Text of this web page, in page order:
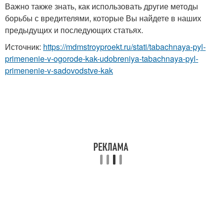
Важно также знать, как использовать другие методы
борьбы с вредителями, которые Вы найдете в наших
предыдущих и последующих статьях.
Источник: https://mdmstroyproekt.ru/stati/tabachnaya-pyl-
primenenie-v-ogorode-kak-udobreniya-tabachnaya-pyl-
primenenie-v-sadovodstve-kak